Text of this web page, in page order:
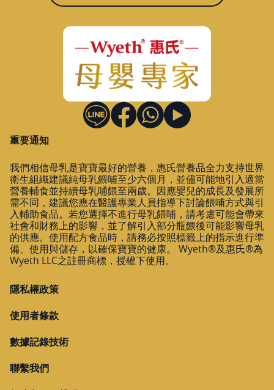
重要通知
我們相信母乳是寶寶最好的營養，惠氏營養品全力支持世界
衛生組織建議純母乳餵哺至少六個月，並儘可能地引入適當
營養輔食並持續母乳哺餵至兩歲。因應嬰兒的成長及發展所
需不同，建議您應在醫護專業人員指導下討論餵哺方式與引
入輔助食品。若您選擇不進行母乳餵哺，請考慮可能會帶來
社會和財務上的影響，並了解引入部分瓶餵後可能影響母乳
的供應。使用配方食品時，請務必按照標籤上的指示進行準
備、使用與儲存，以確保寶寶的健康。 Wyeth®及惠氏®為
Wyeth LLC之註冊商標，授權下使用。
隱私權政策
使用者條款
數據記錄技術
聯繫我們